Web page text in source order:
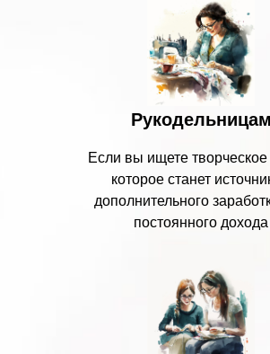
Рукодельницам
Если вы ищете творческое
которое станет
дополнительного
постоянного дохода